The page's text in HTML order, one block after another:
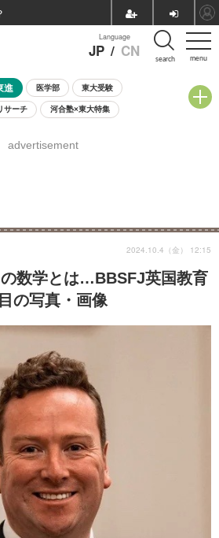
menu
Language
JP / CN search
進 医学部 東大受験
サーチ 河合塾×東大特集
開催学校説明会・相談会
advertisement
数学とは…BBSFJ英国教育
の写真・画像
2024.10.4（金） 12:15